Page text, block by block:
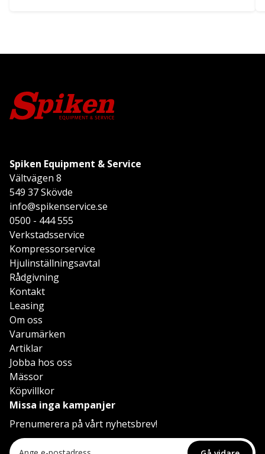
Spiken Equipment & Service
Vältvägen 8
549 37 Skövde
info@spikenservice.se
0500 - 444 555
Verkstadsservice
Kompressorservice
Hjulinställningsavtal
Rådgivning
Kontakt
Leasing
Om oss
Varumärken
Artiklar
Jobba hos oss
Mässor
Köpvillkor
Missa inga kampanjer
Prenumerera på vårt nyhetsbrev!